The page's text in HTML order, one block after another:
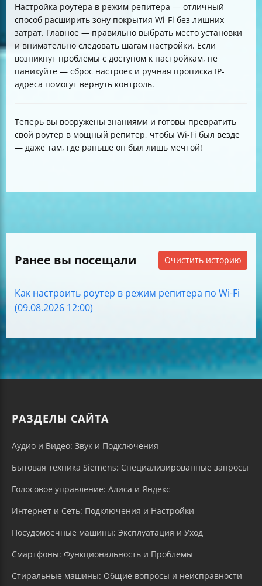
Настройка роутера в режим репитера — отличный
способ расширить зону покрытия Wi-Fi без лишних
затрат. Главное — правильно выбрать место установки
и внимательно следовать шагам настройки. Если
возникнут проблемы с доступом к настройкам, не
паникуйте — сброс настроек и ручная прописка IP-
адреса помогут вернуть контроль.
Теперь вы вооружены знаниями и готовы превратить
свой роутер в мощный репитер, чтобы Wi-Fi был везде
— даже там, где раньше он был лишь мечтой!
Ранее вы посещали Очистить историю
Как настроить роутер в режим репитера по Wi-Fi
(09.08.2026 12:00)
РАЗДЕЛЫ САЙТА
Аудио и Видео: Звук и Подключения
Бытовая техника Siemens: Специализированные запросы
Голосовое управление: Алиса и Яндекс
Интернет и Сеть: Подключения и Настройки
Посудомоечные машины: Эксплуатация и Уход
Смартфоны: Функциональность и Проблемы
Стиральные машины: Общие вопросы и неисправности